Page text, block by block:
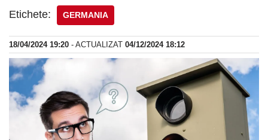
Etichete: GERMANIA
18/04/2024 19:20 - ACTUALIZAT 04/12/2024 18:12